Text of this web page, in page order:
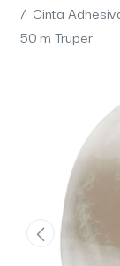
Cinta
50 m Truper